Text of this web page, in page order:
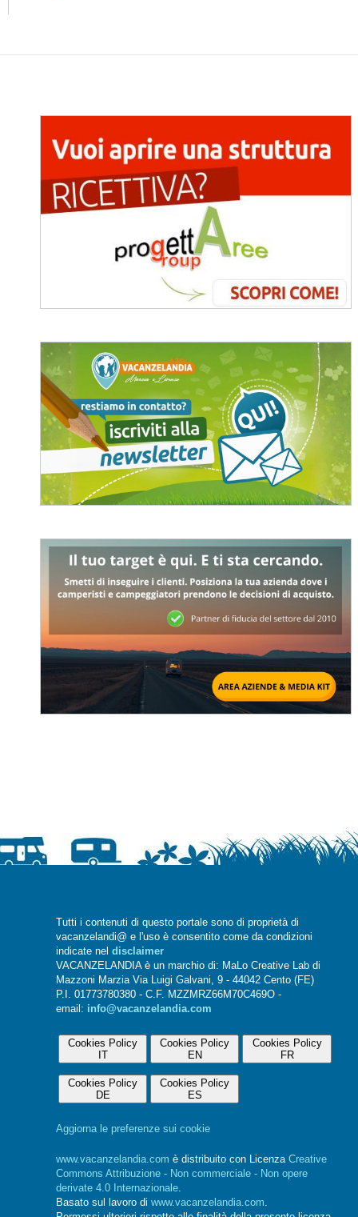
Tutti i contenuti di questo portale sono di proprietà di
vacanzelandi@ e l'uso è consentito come da condizioni
indicate nel disclaimer
VACANZELANDIA è un marchio di: MaLo Creative Lab di
Mazzoni Marzia Via Luigi Galvani, 9 - 44042 Cento (FE)
P.I. 01773780380 - C.F. MZZMRZ66M70C469O -
email: info@vacanzelandia.com
Cookies Policy
IT
Cookies Policy
EN
Cookies Policy
FR
Cookies Policy
DE
Cookies Policy
ES
Aggiorna le preferenze sui cookie
www.vacanzelandia.com è distribuito con Licenza Creative
Commons Attribuzione - Non commerciale - Non opere
derivate 4.0 Internazionale.
Basato sul lavoro di www.vacanzelandia.com.